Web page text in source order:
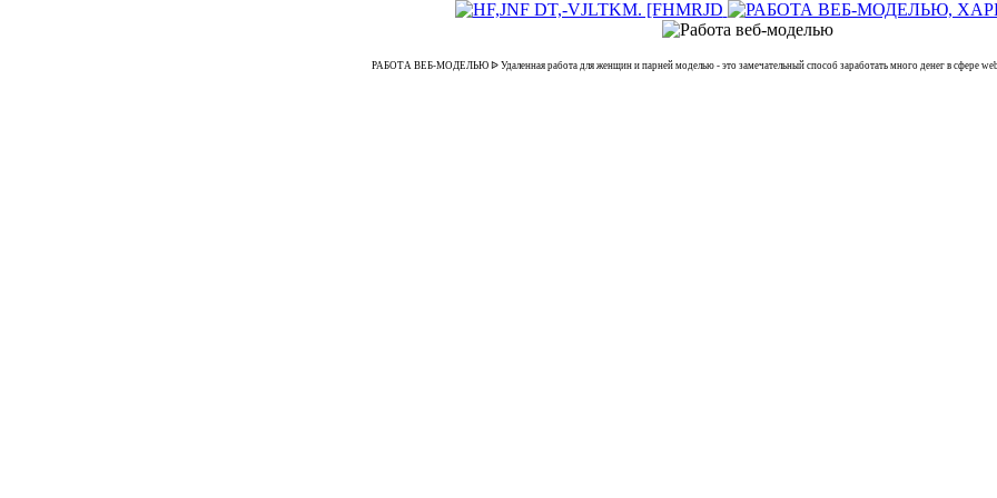
РАБОТА ВЕБ-МОДЕЛЬЮ ᐉ Удаленная работа для женщин и парней моделью - это замечательный способ заработать много денег в сфере